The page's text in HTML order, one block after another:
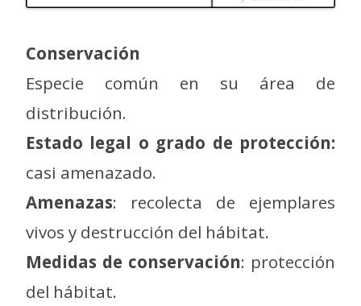
Conservación
Especie común en su área de
distribución.
Estado legal o grado de protección:
casi amenazado.
Amenazas: recolecta de ejemplares
vivos y destrucción del hábitat.
Medidas de conservación: protección
del hábitat.